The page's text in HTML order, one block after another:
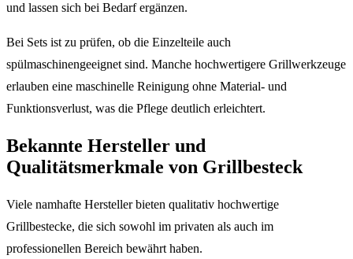
und lassen sich bei Bedarf ergänzen.
Bei Sets ist zu prüfen, ob die Einzelteile auch
spülmaschinengeeignet sind. Manche hochwertigere Grillwerkzeuge
erlauben eine maschinelle Reinigung ohne Material- und
Funktionsverlust, was die Pflege deutlich erleichtert.
Bekannte Hersteller und
Qualitätsmerkmale von Grillbesteck
Viele namhafte Hersteller bieten qualitativ hochwertige
Grillbestecke, die sich sowohl im privaten als auch im
professionellen Bereich bewährt haben.